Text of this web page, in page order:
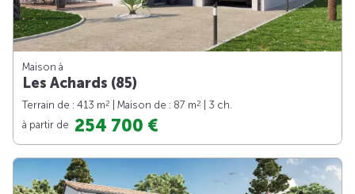
Maison à
Les Achards (85)
Terrain de : 413 m2 | Maison de : 87 m2
| 3 ch.
à partir de 254 700 €